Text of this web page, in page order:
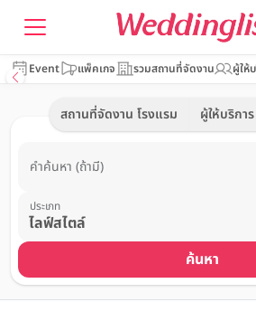
Event แพ็คเกจ รวมสถานที่จัดงาน ผู้ให้
สถานที่จัดงาน โรงแรม ผู้ให้บริการ
คำค้นหา (ถ้ามี)
ประเภท
ค้นหา